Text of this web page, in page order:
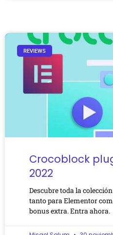
REVIEWS
Crocoblock
2022
Descubre toda la
tanto para Elementor
bonus extra. Entra ahora.